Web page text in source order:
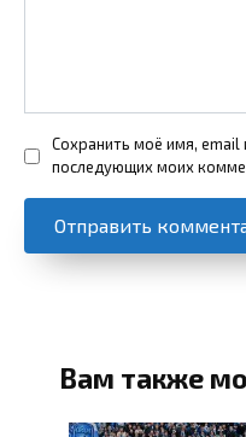
Сохранить моё имя, email
последующих моих
Вам также